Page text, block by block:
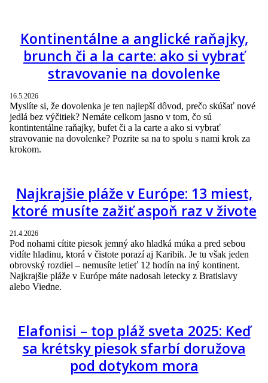
Kontinentálne a anglické raňajky,
brunch či a la carte: ako si vybrať
stravovanie na dovolenke
16.5.2026
Myslíte si, že dovolenka je ten najlepší dôvod, prečo skúšať nové
jedlá bez výčitiek? Nemáte celkom jasno v tom, čo sú
kontintentálne raňajky, bufet či a la carte a ako si vybrať
stravovanie na dovolenke? Pozrite sa na to spolu s nami krok za
krokom.
Najkrajšie pláže v Európe: 13 miest,
ktoré musíte zažiť aspoň raz v živote
21.4.2026
Pod nohami cítite piesok jemný ako hladká múka a pred sebou
vidíte hladinu, ktorá v čistote porazí aj Karibik. Je tu však jeden
obrovský rozdiel – nemusíte letieť 12 hodín na iný kontinent.
Najkrajšie pláže v Európe máte nadosah letecky z Bratislavy
alebo Viedne.
Elafonisi – top pláž sveta 2025: Keď
sa krétsky piesok sfarbí doružova
pod dotykom mora